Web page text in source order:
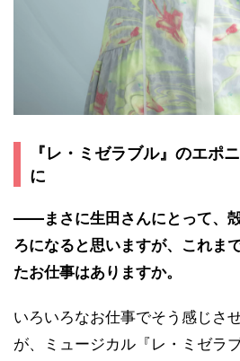
『レ・ミゼラブル』のエポ
に
――まさに生田さんにとって、
ろになると思いますが、これま
たお仕事はありますか。
いろいろなお仕事でそう感じさ
が、ミュージカル『レ・ミゼラ